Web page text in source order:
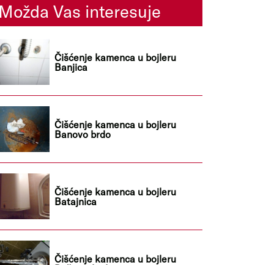
Vas interesuje
Čišćenje kamenca u bojleru
Banjica
Čišćenje kamenca u bojleru
Banovo brdo
Čišćenje kamenca u bojleru
Batajnica
Čišćenje kamenca u bojleru